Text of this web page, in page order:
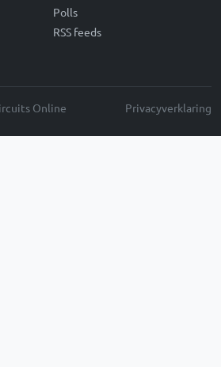
Polls
RSS feeds
Online Privacyverklaring